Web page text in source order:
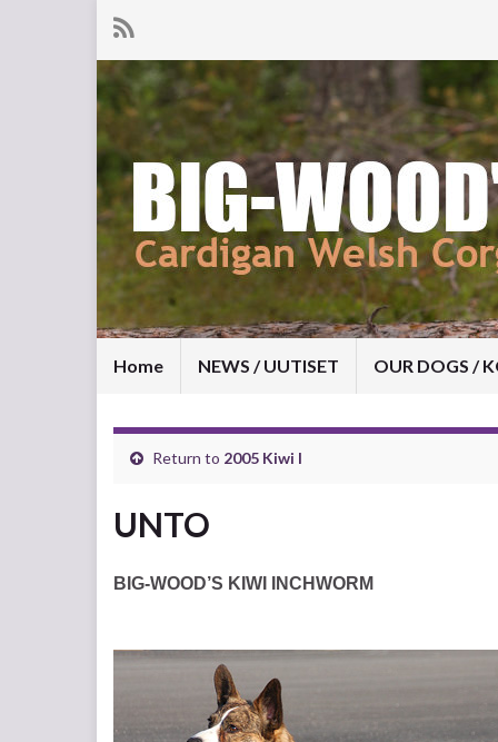
Home NEWS / UUTISET OUR DOGS /
Return to 2005 Kiwi I
UNTO
BIG-WOOD’S KIWI INCHWORM